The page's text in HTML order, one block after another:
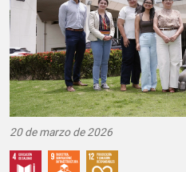
20 de marzo de 2026